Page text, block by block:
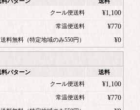
クール便送料
¥1,100
常温便送料 ¥770
送料無料（特定地域のみ550円） ¥0
料パターン
送料
クール便送料
¥1,100
常温便送料 ¥770